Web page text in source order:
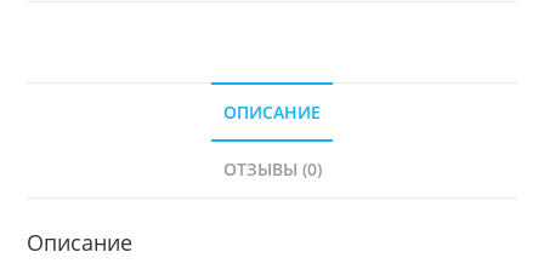
ОПИСАНИЕ
ОТЗЫВЫ (0)
Описание